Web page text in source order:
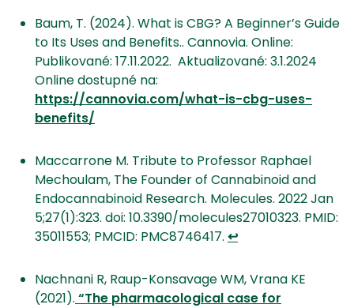
Baum, T. (2024). What is CBG? A Beginner’s Guide
to Its Uses and Benefits.. Cannovia. Online:
Publikované: 17.11.2022. Aktualizované: 3.1.2024
Online dostupné na:
https://cannovia.com/what-is-cbg-uses-
benefits/
Maccarrone M. Tribute to Professor Raphael
Mechoulam, The Founder of Cannabinoid and
Endocannabinoid Research. Molecules. 2022 Jan
5;27(1):323. doi: 10.3390/molecules27010323. PMID:
35011553; PMCID: PMC8746417. ↩︎
Nachnani R, Raup-Konsavage WM, Vrana KE
(2021). “The pharmacological case for